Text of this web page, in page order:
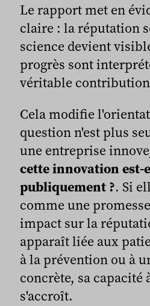
Le rapport met en
claire : la réputation
science devient
progrès sont
véritable
Cela modifie
question n'est plus
une entreprise
cette innovation
publiquement ?. Si
comme une
impact sur la
apparaît liée aux
à la prévention ou à
concrète, sa
s'accroît.